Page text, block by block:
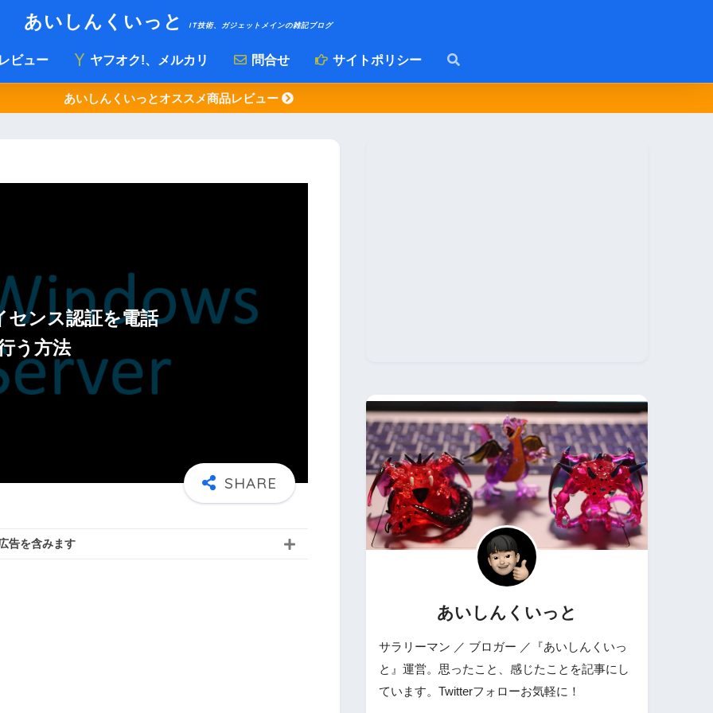
あいしんくいっと IT技術、ガジェットメインの雑記ブログ
ビュー ヤフオク!、メルカリ 問合せ サイトポリシー
あいしんくいっとオススメ商品レビュー
ンス認証を電話
う方法
告を含みます
あいしんくいっと
サラリーマン ／ ブロガー ／『あいしんくいっ
と』運営。思ったこと、感じたことを記事にし
ています。Twitterフォローお気軽に！